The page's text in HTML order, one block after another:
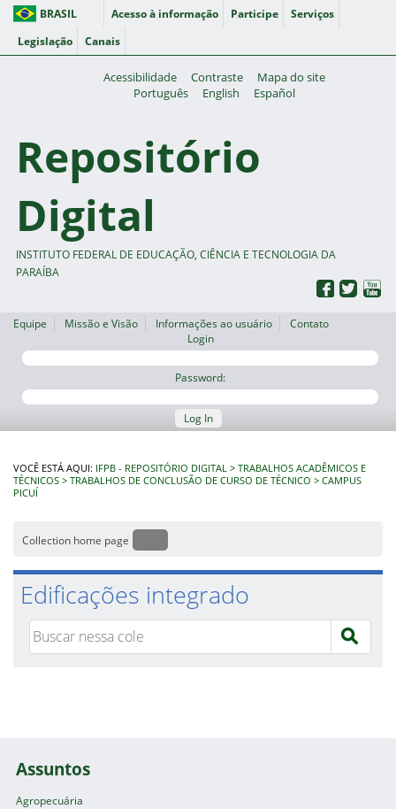
BRASIL Acesso à informação Participe
Serviços
Legislação
Canais
Acessibilidade Contraste
Mapa do site
Português
English Español
Repositório
Digital
INSTITUTO FEDERAL DE EDUCAÇÃO, CIÊNCIA E TECNOLOGIA DA
PARAÍBA
Equipe Missão e Visão Informações ao usuário
Contato
Login
Password:
Log In
VOCÊ ESTÁ AQUI: IFPB - REPOSITÓRIO DIGITAL
TRABALHOS ACADÊMICOS E
TÉCNICOS
TRABALHOS DE CONCLUSÃO DE CURSO DE TÉCNICO
CAMPUS
PICUÍ
Collection home page
Edificações integrado
Assuntos
Agropecuária